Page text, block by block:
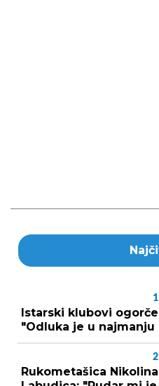
Istarski klubovi
"Odluka je u najmanju
Rukometašica